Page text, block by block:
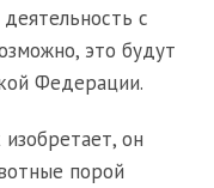
с
это будут
Федерации.
он
порой